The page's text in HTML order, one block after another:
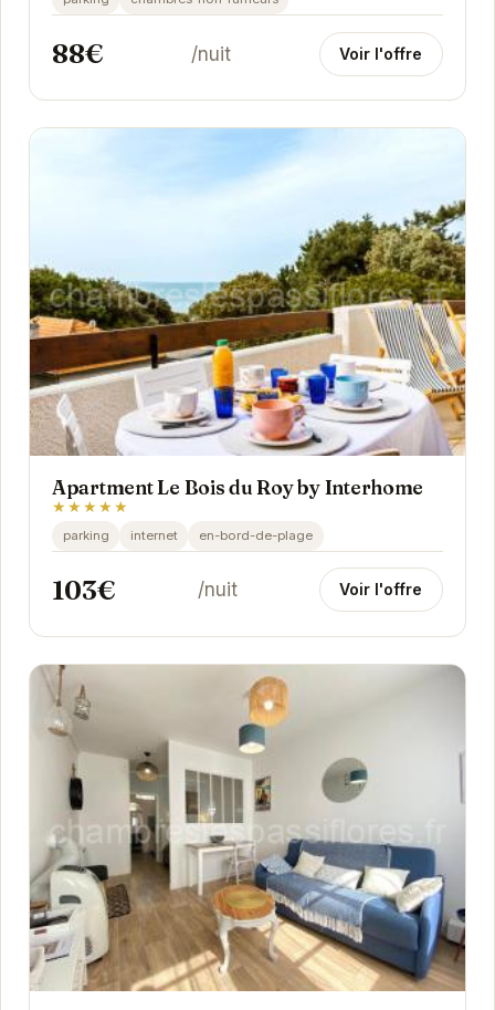
emplacement...
88€ /nuit Voir l'offre
Apartment Le Bois du Roy by Interhome
★★★★★
parking internet en-bord-de-plage
103€ /nuit Voir l'offre